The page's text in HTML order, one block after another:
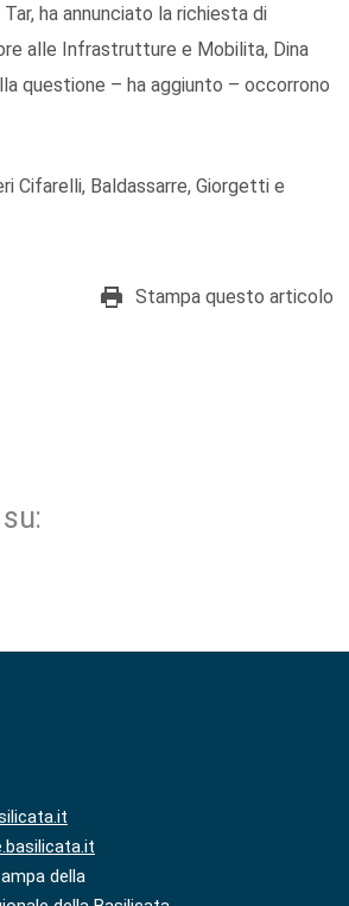
ha annunciato la richiesta di
alle Infrastrutture e Mobilita, Dina
questione – ha aggiunto – occorrono
Cifarelli, Baldassarre, Giorgetti e
Stampa questo articolo
della